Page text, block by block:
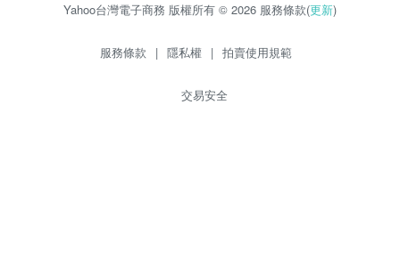
Yahoo台灣電子商務 版權所有 © 2026 服務條款(更新)
服務條款 | 隱私權 | 拍賣使用規範
交易安全